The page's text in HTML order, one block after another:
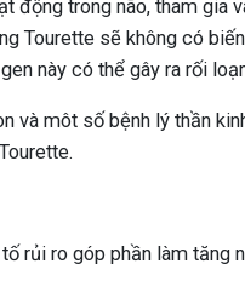
động trong não, tham gia
Tourette sẽ không có
này có thể gây ra rối
và môt số bệnh lý thần
rủi ro góp phần làm tăng